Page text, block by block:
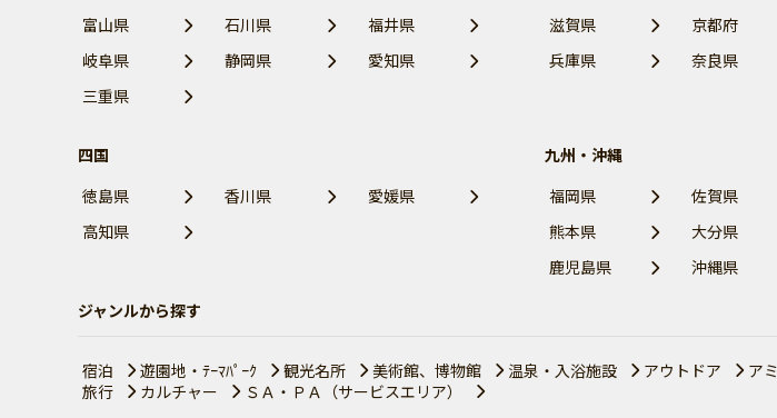
富山県
石川県
福井県
岐阜県
静岡県
愛知県
三重県
滋賀県
京都府
兵庫県
奈良県
四国
徳島県
香川県
愛媛県
高知県
九州・沖縄
福岡県
佐賀県
熊本県
大分県
鹿児島県
沖縄県
ジャンルから探す
宿泊 遊園地・ﾃｰﾏﾊﾟｰｸ 観光名所 美術館、博物館 温泉・入浴施設 アウトドア ア
旅行
カルチャー ＳＡ・ＰＡ（サービスエリア）